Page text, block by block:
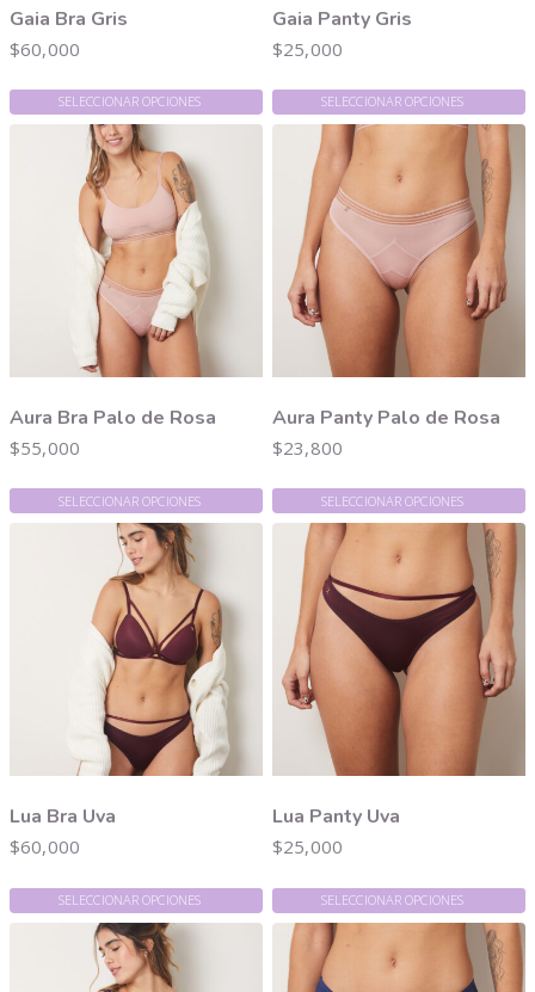
Gaia Bra Gris
$60,000
SELECCIONAR OPCIONES
Gaia Panty Gris
$25,000
SELECCIONAR OPCIONES
Aura Bra Palo de Rosa
$55,000
SELECCIONAR OPCIONES
Aura Panty Palo de Rosa
$23,800
SELECCIONAR OPCIONES
Lua Bra Uva
$60,000
SELECCIONAR OPCIONES
Lua Panty Uva
$25,000
SELECCIONAR OPCIONES